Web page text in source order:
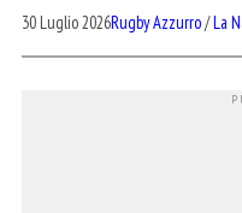
30 Luglio 2026Rugby Azzurro/La